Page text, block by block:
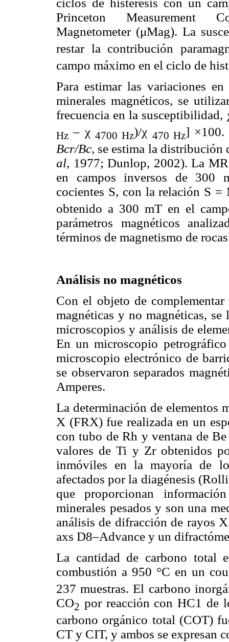
ciclos de histéresis con un
Princeton Measurement
Magnetometer (μMag). La
restar la contribución
campo máximo en el ciclo de
Para estimar las variaciones
minerales magnéticos, se
frecuencia en la susceptibilidad,
Hz – χ 4700 Hz)/χ 470 Hz] ×100.
Bcr/Bc, se estima la distribución
al, 1977; Dunlop, 2002). La
en campos inversos de 300
cocientes S, con la relación S =
obtenido a 300 mT en el
parámetros magnéticos
términos de magnetismo de
Análisis no magnéticos
Con el objeto de
magnéticas y no magnéticas,
microscopios y análisis de
En un microscopio
microscopio electrónico de
se observaron separados
Amperes.
La determinación de elementos
X (FRX) fue realizada en un
con tubo de Rh y ventana de
valores de Ti y Zr obtenidos
inmóviles en la mayoría de
afectados por la diagénesis
que proporcionan
minerales pesados y son una
análisis de difracción de rayos
axs D8–Advance y un
La cantidad de carbono total
combustión a 950 °C en un
237 muestras. El carbono
CO2 por reacción con HC1 de
carbono orgánico total (COT)
CT y CIT, y ambos se expresan